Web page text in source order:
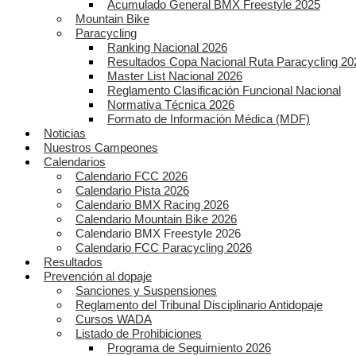
Acumulado General BMX Freestyle 2025
Mountain Bike
Paracycling
Ranking Nacional 2026
Resultados Copa Nacional Ruta Paracycling
Master List Nacional 2026
Reglamento Clasificación Funcional Nacional
Normativa Técnica 2026
Formato de Información Médica (MDF)
Noticias
Nuestros Campeones
Calendarios
Calendario FCC 2026
Calendario Pista 2026
Calendario BMX Racing 2026
Calendario Mountain Bike 2026
Calendario BMX Freestyle 2026
Calendario FCC Paracycling 2026
Resultados
Prevención al dopaje
Sanciones y Suspensiones
Reglamento del Tribunal Disciplinario Antidopaje
Cursos WADA
Listado de Prohibiciones
Programa de Seguimiento 2026